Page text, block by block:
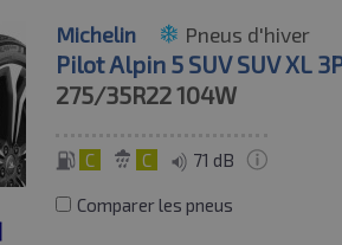
Michelin Pneus d'hiver
Pilot Alpin 5 SUV SUV XL
275/35R22104W
C C 71 dB
Comparer les pneus